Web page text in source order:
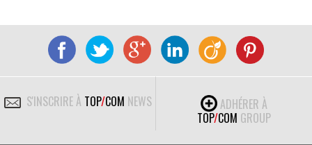
S'INSCRIRE À TOP/COM NEWS
ADHÉRER À
TOP/COM GROUP